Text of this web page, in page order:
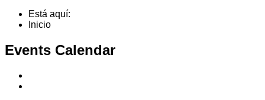
Está aquí:
Inicio
Events Calendar